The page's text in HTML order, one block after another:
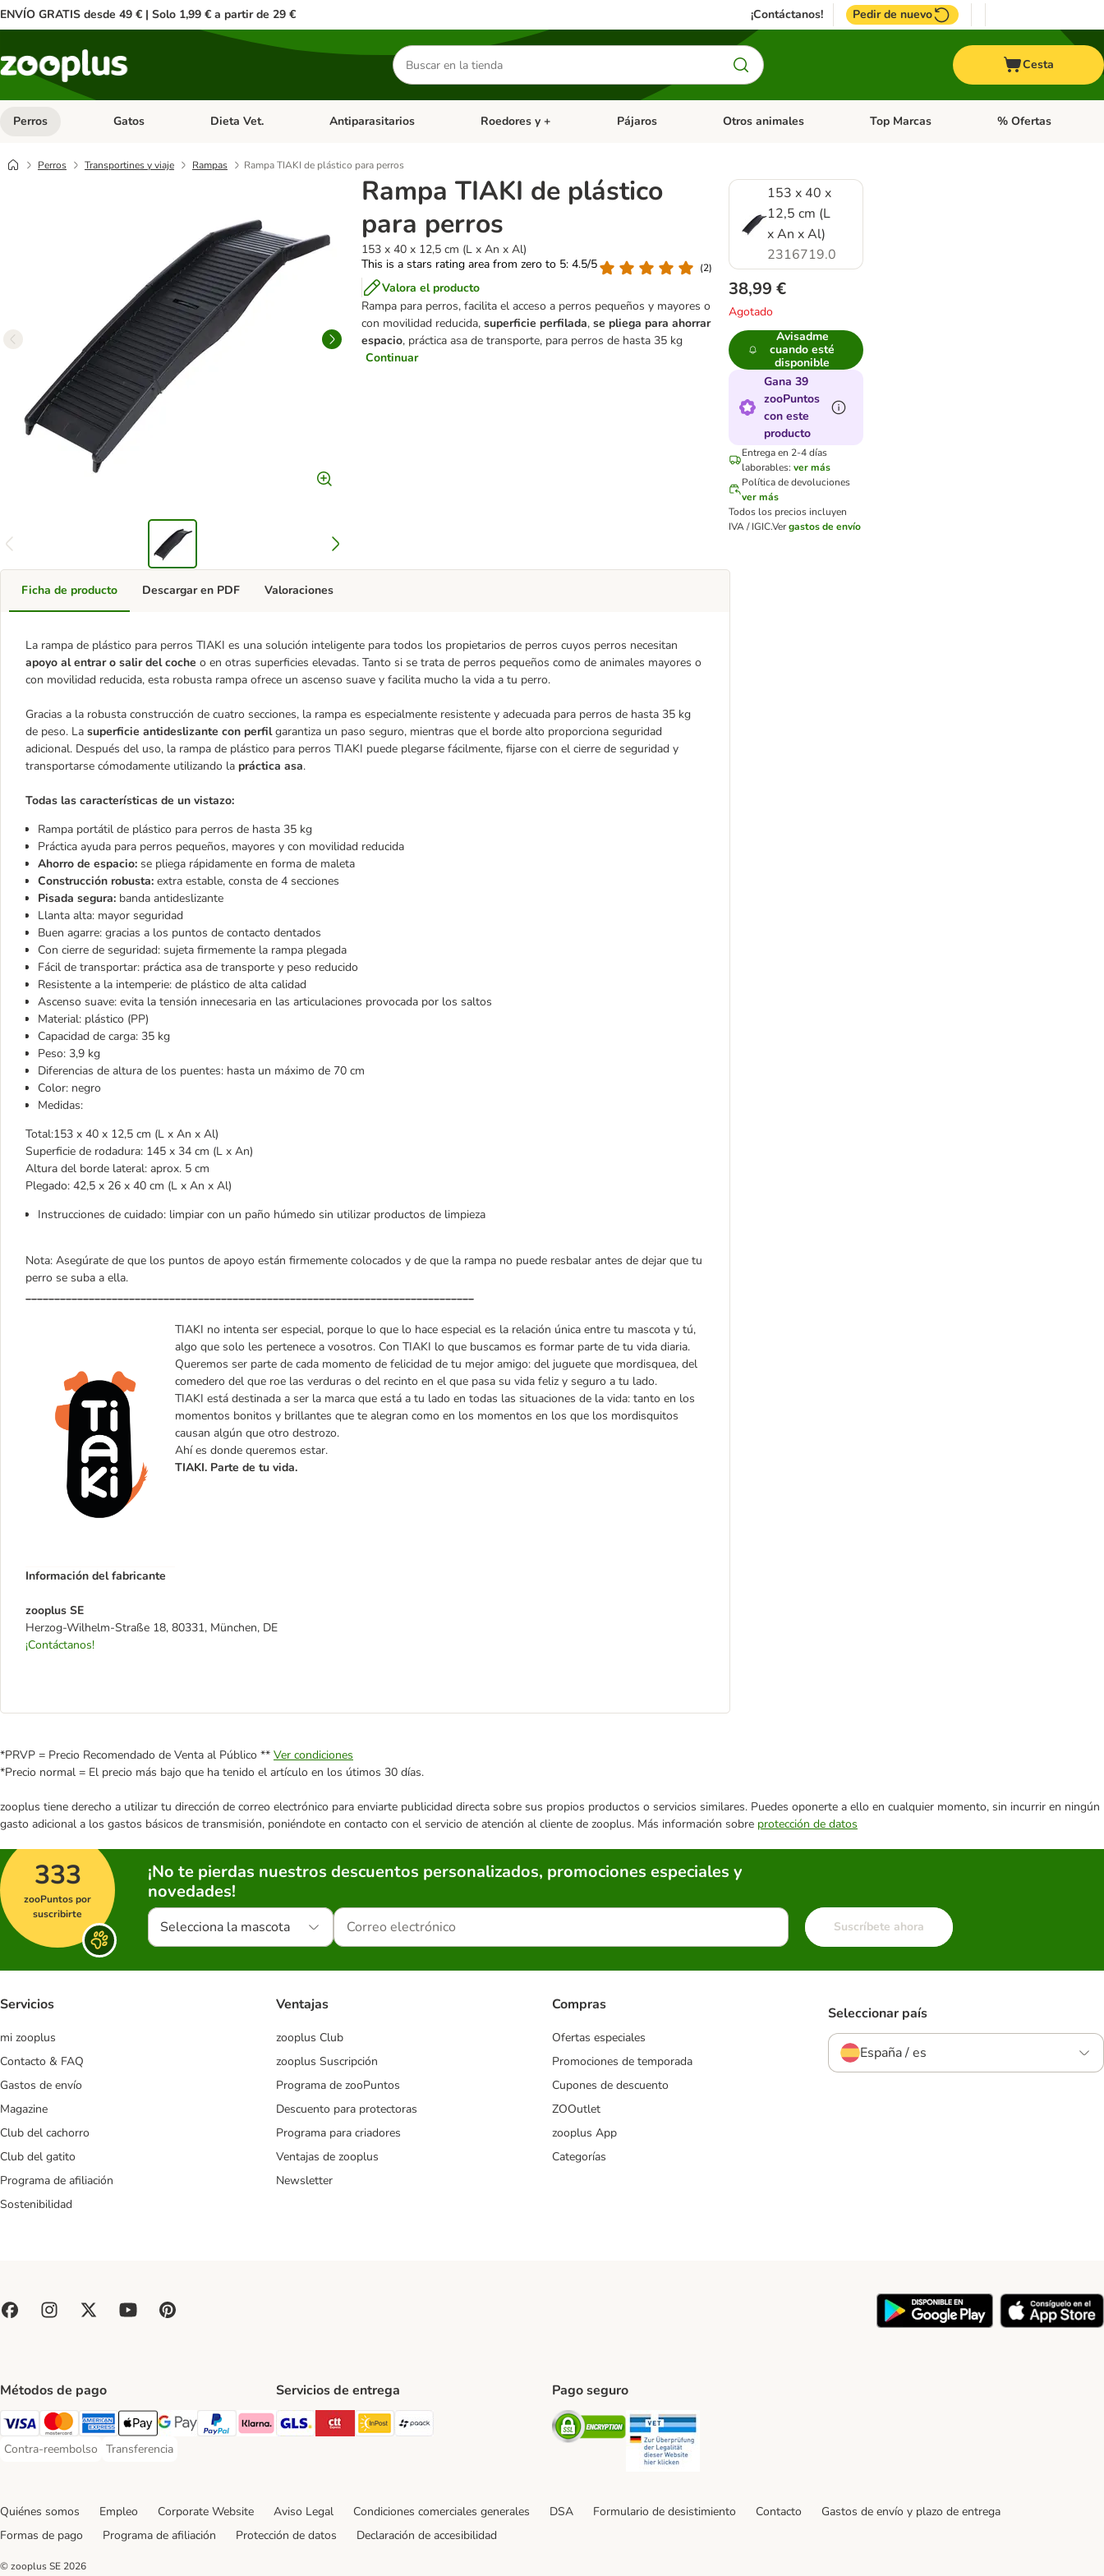
ENVÍO GRATIS desde 49 € | Solo 1,99 € a partir de 29 € ¡Contáctanos! Pedir de nuevo
Buscar
productos
Cesta
Perros Menú de categoria abierto: Perros
Gatos Menú de categoria abierto: Gatos
Dieta Vet. Menú de categoria abierto: Dieta Vet.
Antiparasitarios Menú de categoria abierto: Antiparasitarios
Roedores y + Menú de categoria abierto: Roedores y +
Pájaros Menú de categoria abierto: Pájaros
Otros animales Menú de categoria abierto: Otros animales
Top Marcas Menú de categoria
% Ofertas
Perros Transportines y viaje Rampas Rampa TIAKI de plástico para perros
Rampa TIAKI de plástico
para perros
153 x 40 x 12,5 cm (L x An x Al)
This is a stars rating area from zero to 5: 4.5/5
(2)
Valora el producto
Rampa para perros, facilita el acceso a perros pequeños y mayores o
con movilidad reducida, superficie perfilada, se pliega para ahorrar
espacio, práctica asa de transporte, para perros de hasta 35 kg
Continuar
153 x 40 x
12,5 cm (L
x An x Al)
2316719.0
38,99 €
Agotado
Avisadme
cuando esté
disponible
Gana 39
zooPuntos
con este
producto
Entrega en 2-4 días
laborables: ver más
Política de devoluciones
ver más
Todos los precios incluyen
IVA / IGIC.Vergastos de envío
Ficha de producto
La rampa de plástico para perros TIAKI es una solución inteligente para todos los propietarios de perros cuyos perros necesitan
apoyo al entrar o salir del coche o en otras superficies elevadas. Tanto si se trata de perros pequeños como de animales mayores o
con movilidad reducida, esta robusta rampa ofrece un ascenso suave y facilita mucho la vida a tu perro.
Gracias a la robusta construcción de cuatro secciones, la rampa es especialmente resistente y adecuada para perros de hasta 35 kg
de peso. La superficie antideslizante con perfilgarantiza un paso seguro, mientras que el borde alto proporciona seguridad
adicional. Después del uso, la rampa de plástico para perros TIAKI puede plegarse fácilmente, fijarse con el cierre de seguridad y
transportarse cómodamente utilizando la práctica asa.
Todas las características de un vistazo:
Rampa portátil de plástico para perros de hasta 35 kg
Práctica ayuda para perros pequeños, mayores y con movilidad reducida
Ahorro de espacio: se pliega rápidamente en forma de maleta
Construcción robusta: extra estable, consta de 4 secciones
Pisada segura: banda antideslizante
Llanta alta: mayor seguridad
Buen agarre: gracias a los puntos de contacto dentados
Con cierre de seguridad: sujeta firmemente la rampa plegada
Fácil de transportar: práctica asa de transporte y peso reducido
Resistente a la intemperie: de plástico de alta calidad
Ascenso suave: evita la tensión innecesaria en las articulaciones provocada por los saltos
Material: plástico (PP)
Capacidad de carga: 35 kg
Peso: 3,9 kg
Diferencias de altura de los puentes: hasta un máximo de 70 cm
Color: negro
Medidas:
Total:153 x 40 x 12,5 cm (L x An x Al)
Superficie de rodadura: 145 x 34 cm (L x An)
Altura del borde lateral: aprox. 5 cm
Plegado: 42,5 x 26 x 40 cm (L x An x Al)
Instrucciones de cuidado: limpiar con un paño húmedo sin utilizar productos de limpieza
Nota: Asegúrate de que los puntos de apoyo están firmemente colocados y de que la rampa no puede resbalar antes de dejar que tu
perro se suba a ella.
______________________________________________________________________________
TIAKI no intenta ser especial, porque lo que lo hace especial es la relación única entre tu mascota y tú,
algo que solo les pertenece a vosotros. Con TIAKI lo que buscamos es formar parte de tu vida diaria.
Queremos ser parte de cada momento de felicidad de tu mejor amigo: del juguete que mordisquea, del
comedero del que roe las verduras o del recinto en el que pasa su vida feliz y seguro a tu lado.
TIAKI está destinada a ser la marca que está a tu lado en todas las situaciones de la vida: tanto en los
momentos bonitos y brillantes que te alegran como en los momentos en los que los mordisquitos
causan algún que otro destrozo.
Ahí es donde queremos estar.
TIAKI. Parte de tu vida.
Información del fabricante
zooplus SE
Herzog-Wilhelm-Straße 18, 80331, München, DE
¡Contáctanos!
Descargar en PDF Valoraciones
*PRVP = Precio Recomendado de Venta al Público ** Ver condiciones
*Precio normal = El precio más bajo que ha tenido el artículo en los útimos 30 días.
zooplus tiene derecho a utilizar tu dirección de correo electrónico para enviarte publicidad directa sobre sus propios productos o servicios similares. Puedes oponerte a ello en cualquier momento, sin incurrir en ningún
gasto adicional a los gastos básicos de transmisión, poniéndote en contacto con el servicio de atención al cliente de zooplus. Más información sobre protección de datos
333
zooPuntos por
suscribirte
¡No te pierdas nuestros descuentos personalizados, promociones especiales y
novedades!
Selecciona la mascota Suscríbete ahora
Servicios
mi zooplus
Contacto & FAQ
Gastos de envío
Magazine
Club del cachorro
Club del gatito
Programa de afiliación
Sostenibilidad
Ventajas
zooplus Club
zooplus Suscripción
Programa de zooPuntos
Descuento para protectoras
Programa para criadores
Ventajas de zooplus
Newsletter
Compras
Ofertas especiales
Promociones de temporada
Cupones de descuento
ZOOutlet
zooplus App
Categorías
Seleccionar país
España / es
Métodos de pago
Visa Payment Method
Mastercard Payment Method
American Express Payment Method
Apple Pay Payment Method
Google Pay Payment Method
PayPal Payment Method
Klarna Payment Method
Contra-reembolso
Contra-reembolso Payment Method
Transferencia
Transferencia Payment Method
Servicios de entrega
GLS Shipping Method
CTTExpress Shipping Method
InPost Shipping Method
paack Shipping Method
Pago seguro
Security
Quiénes somos Empleo Corporate Website Aviso Legal Condiciones comerciales generales DSA Formulario de desistimiento Contacto
Gastos de envío y plazo de entrega
Formas de pago
Programa de afiliación Protección de datos Declaración de accesibilidad
© zooplus SE 2026